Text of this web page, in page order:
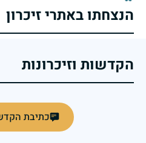
הנצחתו באתרי זיכרון
הקדשות וזיכרונות
כתיבת